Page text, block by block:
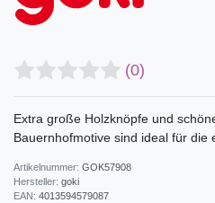
(0)
Extra große Holzknöpfe und
Bauernhofmotive sind ideal für die
Artikelnummer: GOK57908
Hersteller: goki
EAN: 4013594579087